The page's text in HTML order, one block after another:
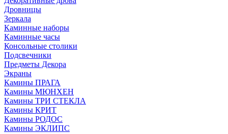
Дровницы
Зеркала
Каминные наборы
Каминные часы
Консольные столики
Подсвечники
Предметы Декора
Экраны
Камины ПРАГА
Камины МЮНХЕН
Камины ТРИ СТЕКЛА
Камины КРИТ
Камины РОДОС
Камины ЭКЛИПС